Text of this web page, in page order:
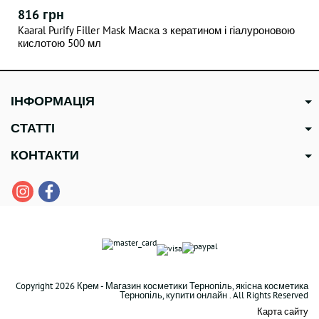
816 грн
Kaaral Purify Filler Mask Маска з кератином і гіалуроновою
кислотою 500 мл
ІНФОРМАЦІЯ
СТАТТІ
КОНТАКТИ
Copyright 2026 Крем - Магазин косметики Тернопіль, якісна косметика
Тернопіль, купити онлайн . All Rights Reserved
Карта сайту